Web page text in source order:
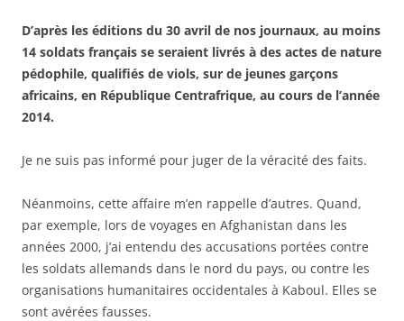
D’après les éditions du 30 avril de nos journaux, au moins
14 soldats français se seraient livrés à des actes de nature
pédophile, qualifiés de viols, sur de jeunes garçons
africains, en République Centrafrique, au cours de l’année
2014.
Je ne suis pas informé pour juger de la véracité des faits.
Néanmoins, cette affaire m’en rappelle d’autres. Quand,
par exemple, lors de voyages en Afghanistan dans les
années 2000, j’ai entendu des accusations portées contre
les soldats allemands dans le nord du pays, ou contre les
organisations humanitaires occidentales à Kaboul. Elles se
sont avérées fausses.